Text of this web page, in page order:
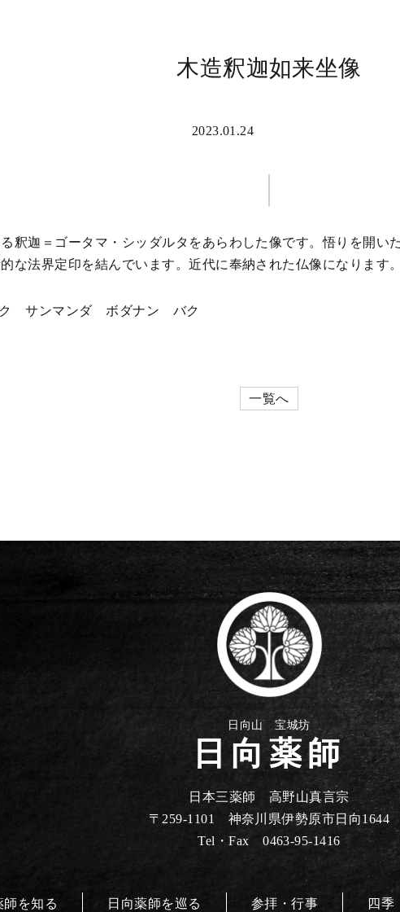
木造釈迦如来坐像
2023.01.24
釈迦＝ゴータマ・シッダルタをあらわした像です。悟りを開い
な法界定印を結んでいます。近代に奉納された仏像になります。
ク サンマンダ ボダナン バク
一覧へ
日向山 宝城坊
日向薬師
日本三薬師 高野山真言宗
〒259-1101 神奈川県伊勢原市日向1644
Tel・Fax 0463-95-1416
師を知る 日向薬師を巡る 参拝・行事 四季